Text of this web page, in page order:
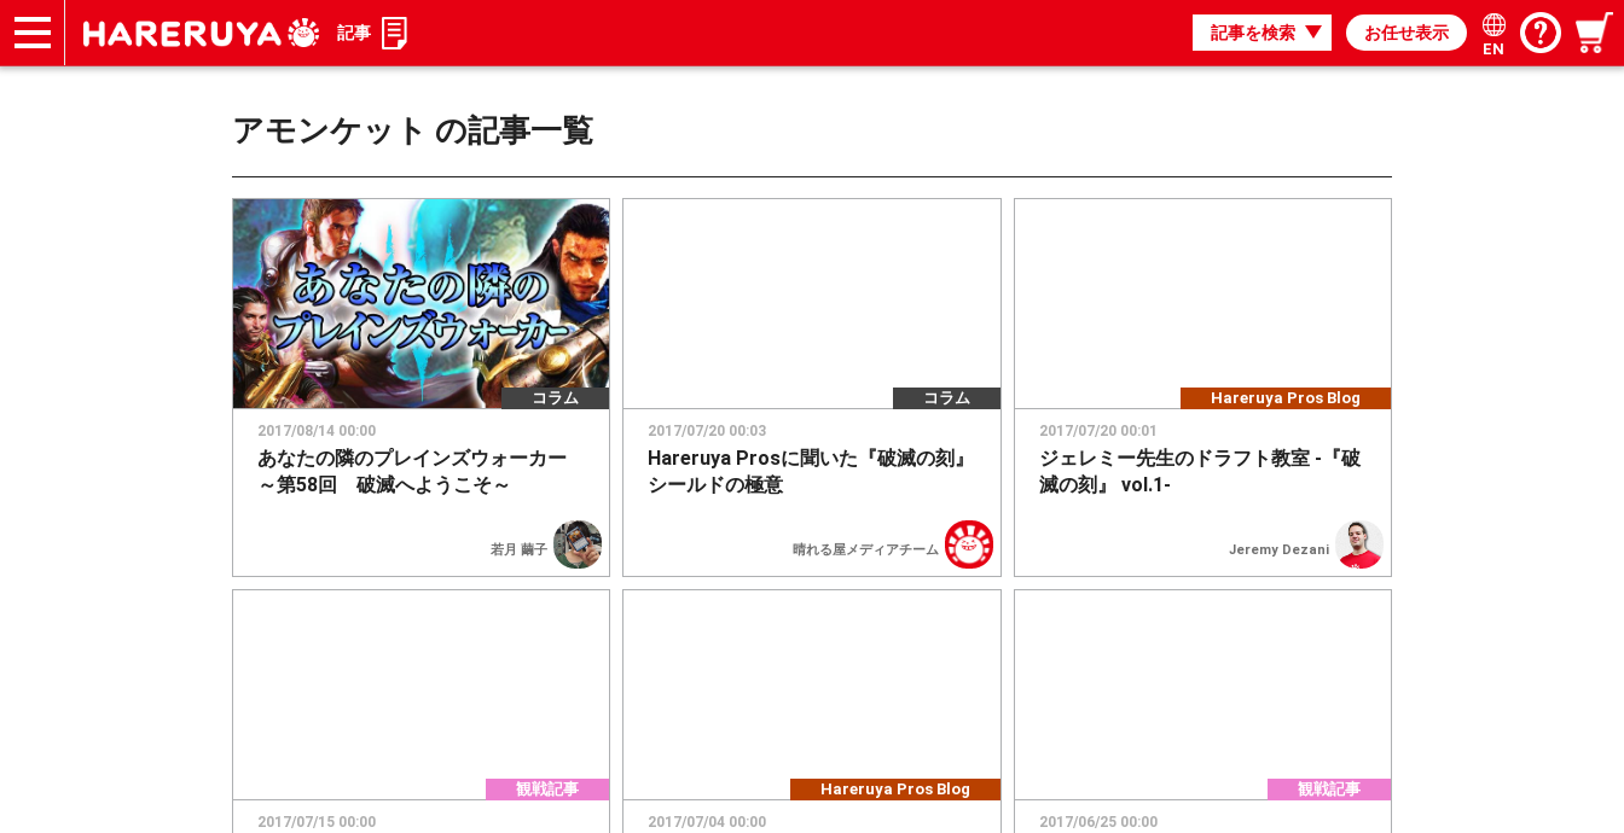
記事 記事を検索 お任せ表示
EN
アモンケット の記事一覧
コラム
若月 繭子
あなたの隣のプレインズウォーカー
～第58回 破滅へようこそ～
2017/08/14 00:00
コラム
晴れる屋メディアチーム
Hareruya Prosに聞いた『破滅の刻』
シールドの極意
2017/07/20 00:03
Hareruya Pros Blog
Jeremy Dezani
ジェレミー先生のドラフト教室 -『破
滅の刻』 vol.1-
2017/07/20 00:01
観戦記事
2017/07/15 00:00
Hareruya Pros Blog
2017/07/04 00:00
観戦記事
2017/06/25 00:00